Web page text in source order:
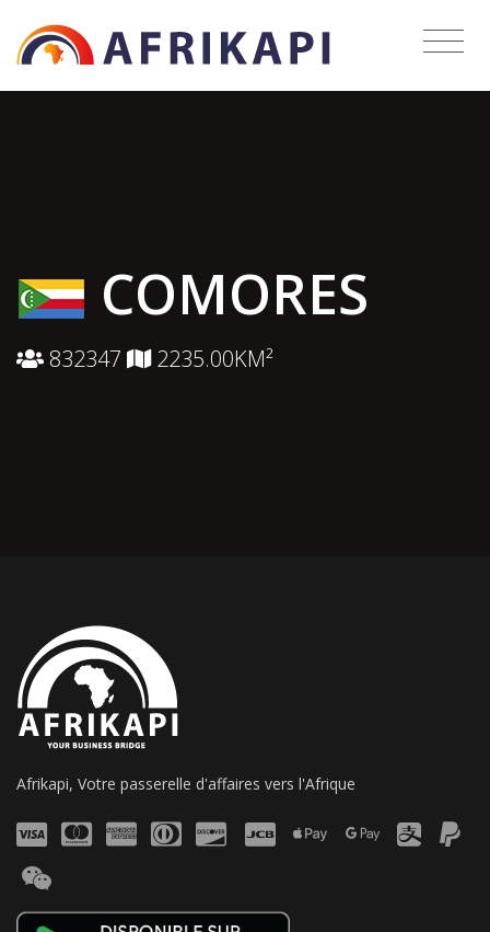
COMORES
832347 2235.00KM²
Afrikapi, Votre passerelle d'affaires vers l'Afrique